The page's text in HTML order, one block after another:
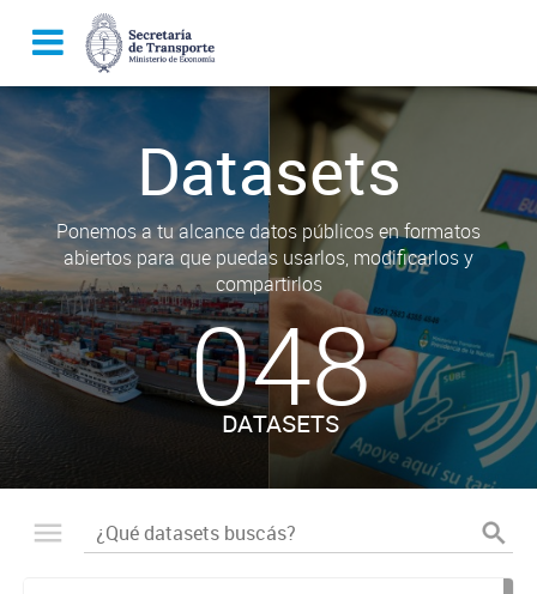
Datasets
Ponemos a tu alcance datos públicos en formatos
abiertos para que puedas usarlos, modificarlos y
compartirlos
048
DATASETS